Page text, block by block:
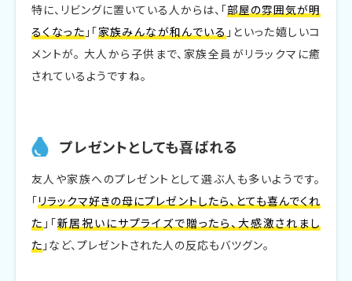
特に、リビングに置いている人からは、「部屋の雰囲気が明
るくなった 」「家族みんなが和んでいる 」といった嬉しいコ
メントが。 大人から子供まで、家族全員がリラックマに癒
されているようですね。
プレゼントとしても喜ばれる
友人や家族へのプレゼントとして選ぶ人も多いようです。
「リラックマ好きの母にプレゼントしたら、とても喜んでくれ
た 」「新居祝いにサプライズで贈ったら、大感激されまし
た 」など、プレゼントされた人の反応もバツグン。